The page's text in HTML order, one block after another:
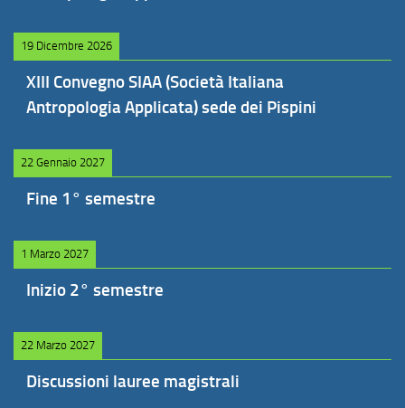
19 Dicembre 2026
XIII Convegno SIAA (Società Italiana
Antropologia Applicata) sede dei Pispini
22 Gennaio 2027
Fine 1° semestre
1 Marzo 2027
Inizio 2° semestre
22 Marzo 2027
Discussioni lauree magistrali